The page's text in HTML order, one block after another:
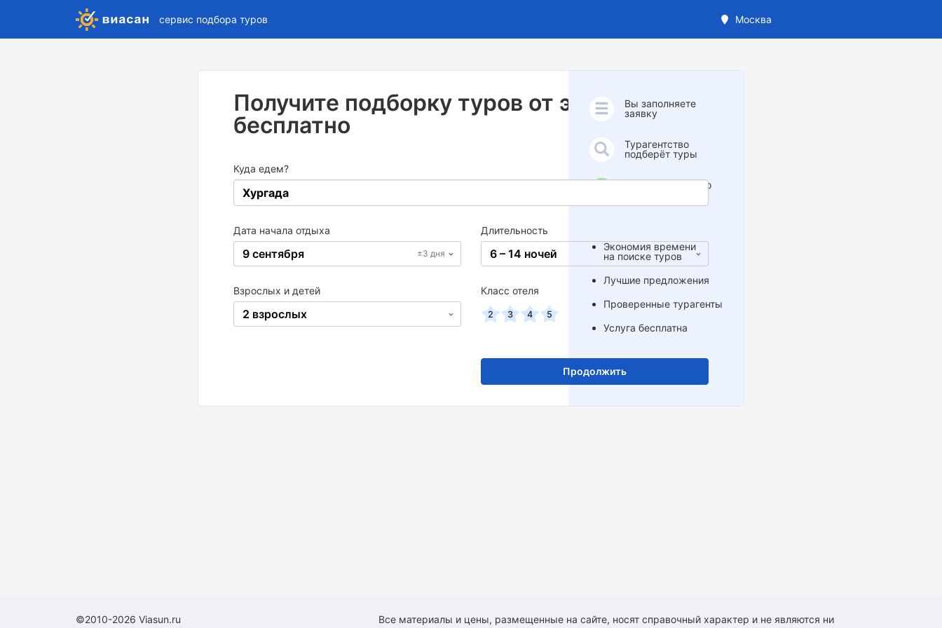
сервис подбора туров Москва
Получите подборку туров от экспертов
бесплатно
Вы заполняете
заявку
Турагентство
подберёт туры
Останется только
Экономия времени
на поиске туров
Лучшие предложения
Проверенные турагенты
Услуга бесплатна
Куда едем?
Дата начала отдыха
9 сентября ±3 дня
Длительность
6 – 14 ночей
Взрослых и детей
2 взрослых
Класс отеля
2 3 4 5
Продолжить
©2010-2026 Viasun.ru
Все материалы и цены, размещенные на сайте, носят справочный характер и не являются ни